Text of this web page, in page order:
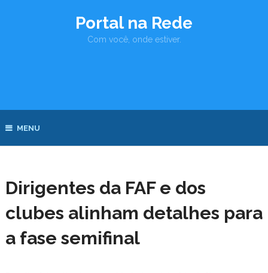
Portal na Rede
Com você, onde estiver.
MENU
Dirigentes da FAF e dos
clubes alinham detalhes para
a fase semifinal